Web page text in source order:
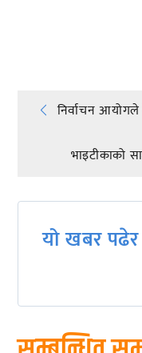
Post
निर्वाचन
भाइटीकाको
यो खबर